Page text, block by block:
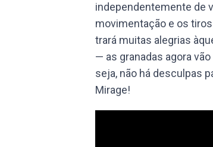
independentemente de
movimentação e os
trará muitas alegrias
— as granadas agora
seja, não há desculpas
Mirage!